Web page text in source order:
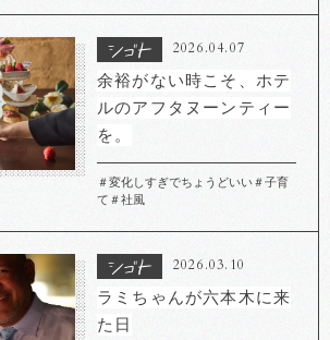
2026.04.07
余裕がない時こそ、ホテ
ルのアフタヌーンティー
を。
＃変化しすぎでちょうどいい＃子育
て ＃社風
2026.03.10
ラミちゃんが六本木に来
た日